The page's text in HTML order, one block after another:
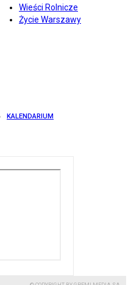
Wieści Rolnicze
Życie Warszawy
KALENDARIUM